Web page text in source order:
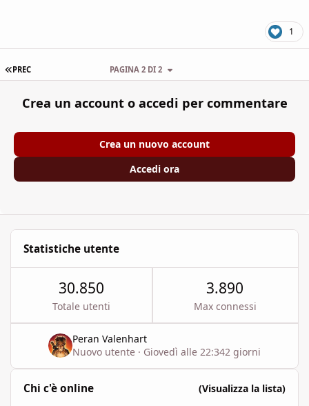
1
PRIMA PAGINA
PREC PAGINA 2 DI 2
Crea un account o accedi per commentare
Crea un nuovo account
Accedi ora
Statistiche utente
30.850
Totale utenti
3.890
Max connessi
Peran Valenhart
Nuovo utente · Giovedì alle 22:342 giorni
Chi c'è online (Visualizza la lista)